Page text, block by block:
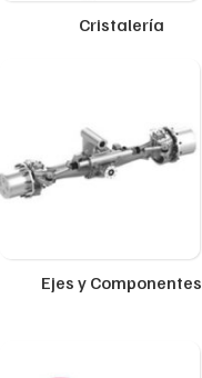
Cristalería
Ejes y Componentes